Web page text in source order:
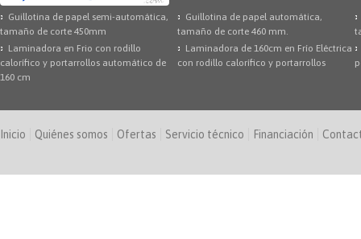
Guillotina de papel semi-automática,
tamaño de corte 450mm
Guillotina de papel automática,
tamaño de corte 460 mm.
Laminadora en Frio con rodillo
calorífico y portarrollos automático de
160 cm
Laminadora de 160cm en Frío Eléctrica
con rodillo calorífico y portarrollos
Inicio Quiénes somos Ofertas Servicio técnico Financiación